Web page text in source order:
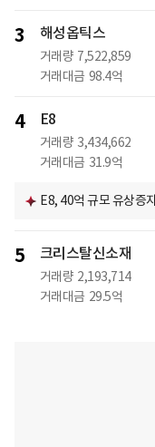
3 해성옵틱스
거래량 7,522,859
거래대금 98.4억
4 E8
거래량 3,434,662
거래대금 31.9억
E8, 40억 규모 유상증
5 크리스탈신소재
거래량 2,193,714
거래대금 29.5억